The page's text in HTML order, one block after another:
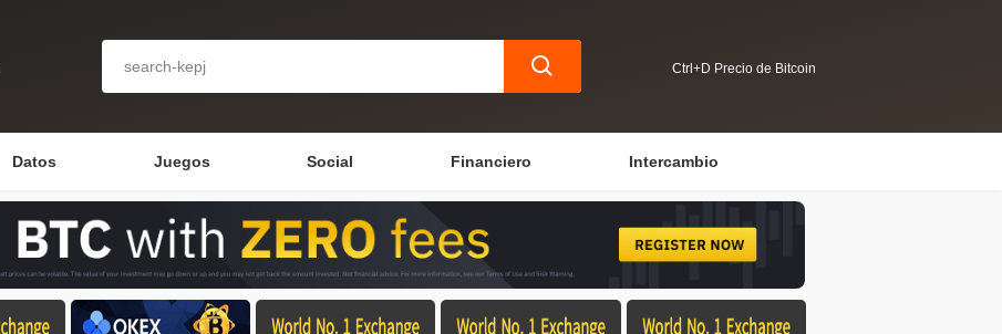
Ctrl+D Precio de Bitcoin
Datos Juegos Social Financiero Intercambio